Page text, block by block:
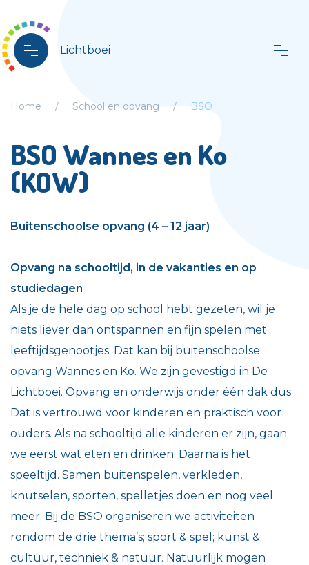
Lichtboei
Home School en opvang BSO
BSO Wannes en Ko
(KOW)
Buitenschoolse opvang (4 – 12 jaar)
Opvang na schooltijd, in de vakanties en op
studiedagen
Als je de hele dag op school hebt gezeten, wil je
niets liever dan ontspannen en fijn spelen met
leeftijdsgenootjes. Dat kan bij buitenschoolse
opvang Wannes en Ko. We zijn gevestigd in De
Lichtboei. Opvang en onderwijs onder één dak dus.
Dat is vertrouwd voor kinderen en praktisch voor
ouders. Als na schooltijd alle kinderen er zijn, gaan
we eerst wat eten en drinken. Daarna is het
speeltijd. Samen buitenspelen, verkleden,
knutselen, sporten, spelletjes doen en nog veel
meer. Bij de BSO organiseren we activiteiten
rondom de drie thema’s; sport & spel; kunst &
cultuur, techniek & natuur. Natuurlijk mogen